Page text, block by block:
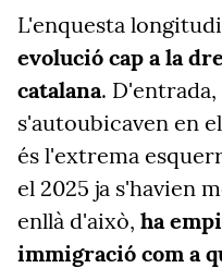
L'enquesta
evolució cap a la
catalana. D'entrada,
s'autoubicaven en
és l'extrema
el 2025 ja s'havien
enllà d'això, ha
immigració com a